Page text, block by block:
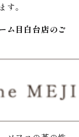
。
ム 目白台店のご